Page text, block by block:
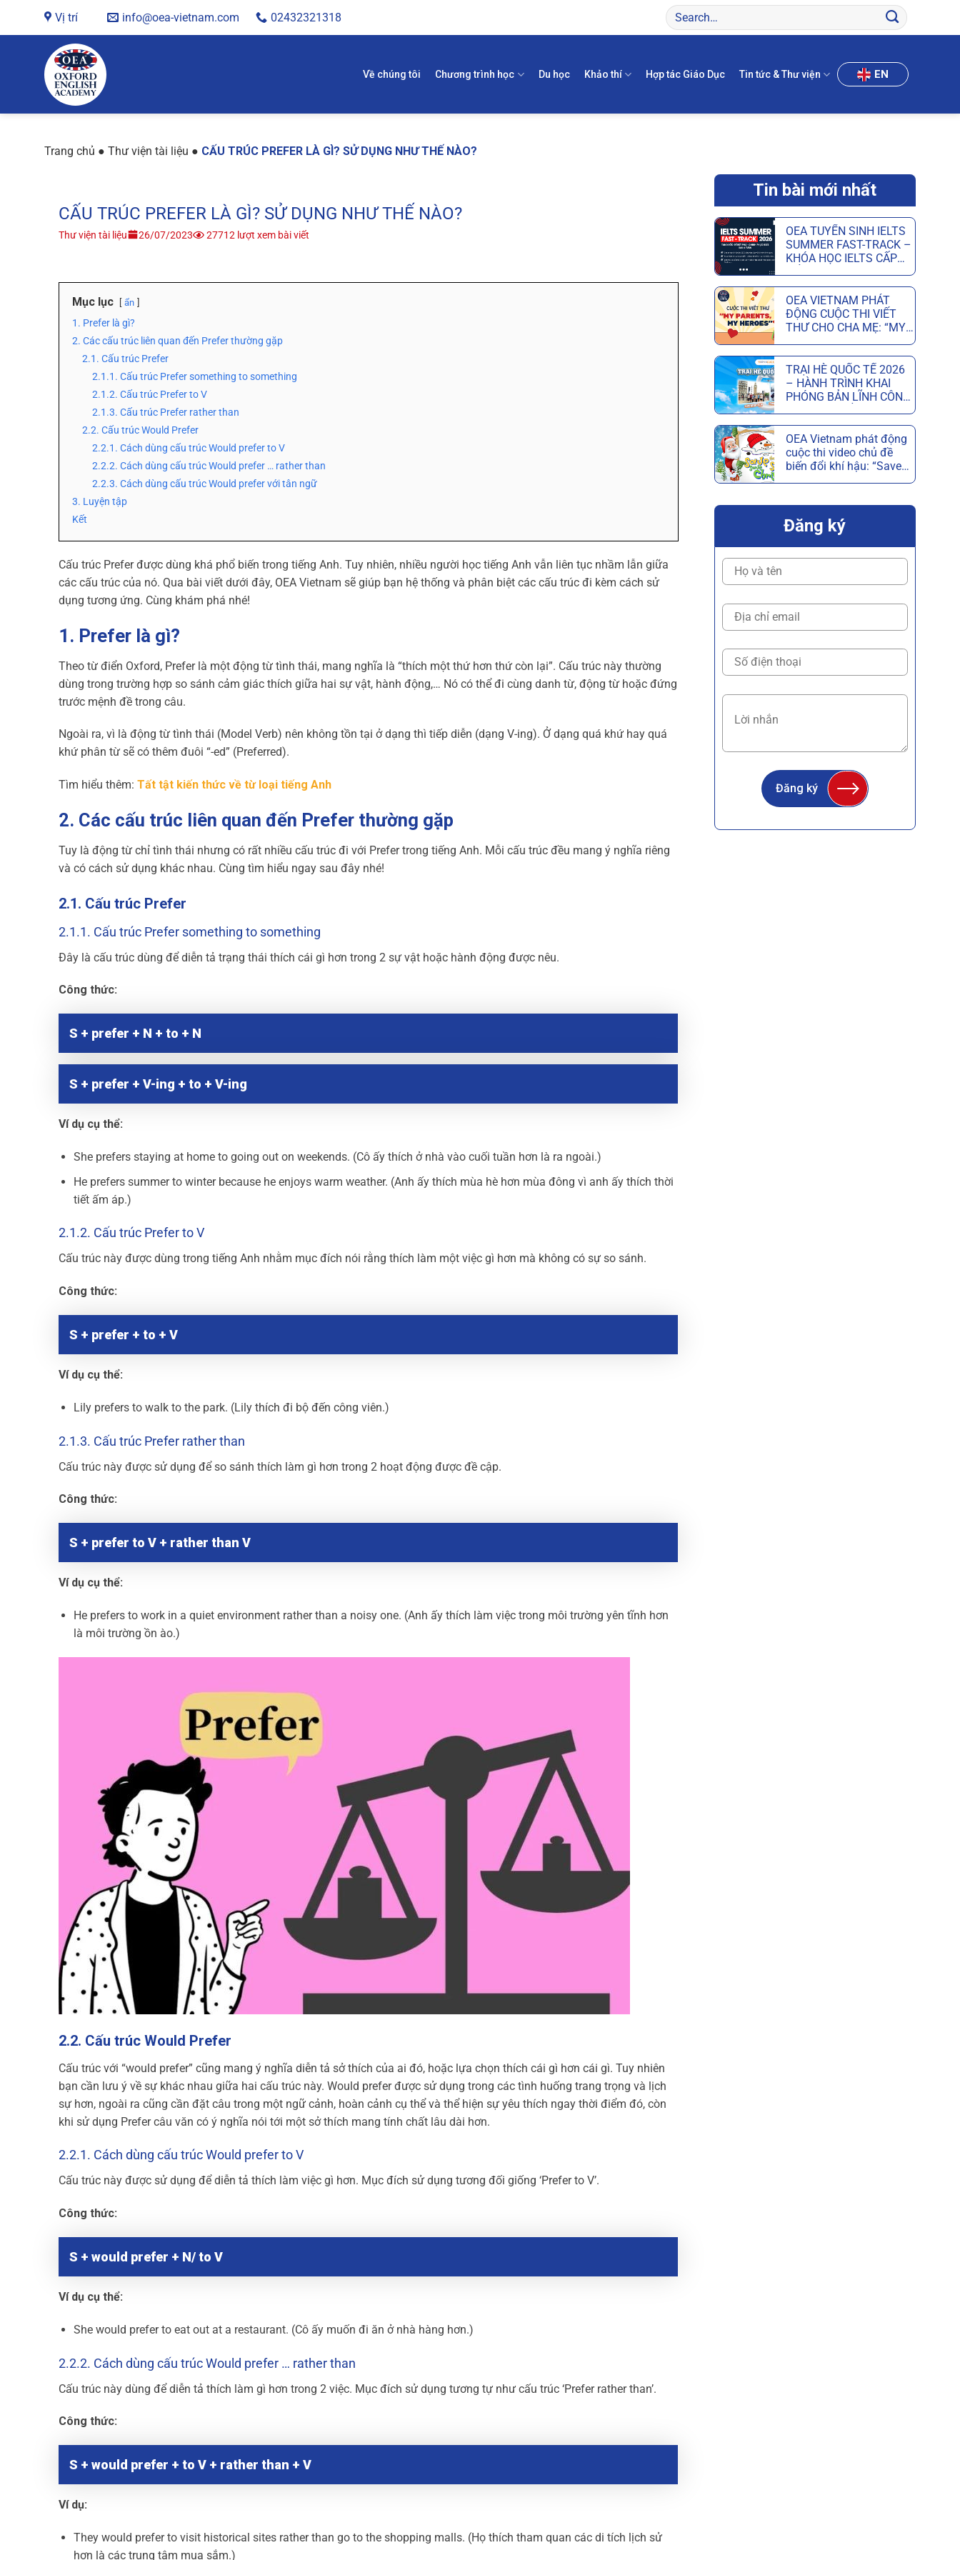
Vị trí info@oea-vietnam.com 02432321318
Về chúng tôi Chương trình học Du học Khảo thí Hợp tác Giáo Dục Tin tức & Thư viện EN
Trang chủ ● Thư viện tài liệu ● CẤU TRÚC PREFER LÀ GÌ? SỬ DỤNG NHƯ THẾ NÀO?
CẤU TRÚC PREFER LÀ GÌ? SỬ DỤNG NHƯ THẾ NÀO?
Thư viện tài liệu 26/07/2023 27712 lượt xem bài viết
Mục lục ẩn
1. Prefer là gì?
2. Các cấu trúc liên quan đến Prefer thường gặp
2.1. Cấu trúc Prefer
2.1.1. Cấu trúc Prefer something to something
2.1.2. Cấu trúc Prefer to V
2.1.3. Cấu trúc Prefer rather than
2.2. Cấu trúc Would Prefer
2.2.1. Cách dùng cấu trúc Would prefer to V
2.2.2. Cách dùng cấu trúc Would prefer … rather than
2.2.3. Cách dùng cấu trúc Would prefer với tân ngữ
3. Luyện tập
Kết
Cấu trúc Prefer được dùng khá phổ biến trong tiếng Anh. Tuy nhiên, nhiều người học tiếng Anh vẫn liên tục nhầm lẫn giữa
các cấu trúc của nó. Qua bài viết dưới đây, OEA Vietnam sẽ giúp bạn hệ thống và phân biệt các cấu trúc đi kèm cách sử
dụng tương ứng. Cùng khám phá nhé!
1. Prefer là gì?
Theo từ điển Oxford, Prefer là một động từ tình thái, mang nghĩa là “thích một thứ hơn thứ còn lại”. Cấu trúc này thường
dùng trong trường hợp so sánh cảm giác thích giữa hai sự vật, hành động,… Nó có thể đi cùng danh từ, động từ hoặc đứng
trước mệnh đề trong câu.
Ngoài ra, vì là động từ tình thái (Model Verb) nên không tồn tại ở dạng thì tiếp diễn (dạng V-ing). Ở dạng quá khứ hay quá
khứ phân từ sẽ có thêm đuôi “-ed” (Preferred).
Tìm hiểu thêm: Tất tật kiến thức về từ loại tiếng Anh
2. Các cấu trúc liên quan đến Prefer thường gặp
Tuy là động từ chỉ tình thái nhưng có rất nhiều cấu trúc đi với Prefer trong tiếng Anh. Mỗi cấu trúc đều mang ý nghĩa riêng
và có cách sử dụng khác nhau. Cùng tìm hiểu ngay sau đây nhé!
2.1. Cấu trúc Prefer
2.1.1. Cấu trúc Prefer something to something
Đây là cấu trúc dùng để diễn tả trạng thái thích cái gì hơn trong 2 sự vật hoặc hành động được nêu.
Công thức:
S + prefer + N + to + N
S + prefer + V-ing + to + V-ing
Ví dụ cụ thể:
She prefers staying at home to going out on weekends. (Cô ấy thích ở nhà vào cuối tuần hơn là ra ngoài.)
He prefers summer to winter because he enjoys warm weather. (Anh ấy thích mùa hè hơn mùa đông vì anh ấy thích thời
tiết ấm áp.)
2.1.2. Cấu trúc Prefer to V
Cấu trúc này được dùng trong tiếng Anh nhằm mục đích nói rằng thích làm một việc gì hơn mà không có sự so sánh.
Công thức:
S + prefer + to + V
Ví dụ cụ thể:
Lily prefers to walk to the park. (Lily thích đi bộ đến công viên.)
2.1.3. Cấu trúc Prefer rather than
Cấu trúc này được sử dụng để so sánh thích làm gì hơn trong 2 hoạt động được đề cập.
Công thức:
S + prefer to V + rather than V
Ví dụ cụ thể:
He prefers to work in a quiet environment rather than a noisy one. (Anh ấy thích làm việc trong môi trường yên tĩnh hơn
là môi trường ồn ào.)
2.2. Cấu trúc Would Prefer
Cấu trúc với “would prefer” cũng mang ý nghĩa diễn tả sở thích của ai đó, hoặc lựa chọn thích cái gì hơn cái gì. Tuy nhiên
bạn cần lưu ý về sự khác nhau giữa hai cấu trúc này. Would prefer được sử dụng trong các tình huống trang trọng và lịch
sự hơn, ngoài ra cũng cần đặt câu trong một ngữ cảnh, hoàn cảnh cụ thể và thể hiện sự yêu thích ngay thời điểm đó, còn
khi sử dụng Prefer câu văn có ý nghĩa nói tới một sở thích mang tính chất lâu dài hơn.
2.2.1. Cách dùng cấu trúc Would prefer to V
Cấu trúc này được sử dụng để diễn tả thích làm việc gì hơn. Mục đích sử dụng tương đối giống ‘Prefer to V’.
Công thức:
S + would prefer + N/ to V
Ví dụ cụ thể:
She would prefer to eat out at a restaurant. (Cô ấy muốn đi ăn ở nhà hàng hơn.)
2.2.2. Cách dùng cấu trúc Would prefer … rather than
Cấu trúc này dùng để diễn tả thích làm gì hơn trong 2 việc. Mục đích sử dụng tương tự như cấu trúc ‘Prefer rather than’.
Công thức:
S + would prefer + to V + rather than + V
Ví dụ:
They would prefer to visit historical sites rather than go to the shopping malls. (Họ thích tham quan các di tích lịch sử
hơn là các trung tâm mua sắm.)
Tin bài mới nhất
OEA TUYỂN SINH IELTS
SUMMER FAST-TRACK –
KHÓA HỌC IELTS CẤP
TIÊU CHỈ SAU 6 TUẦN
OEA VIETNAM PHÁT
ĐỘNG CUỘC THI VIẾT
THƯ CHO CHA MẸ: “MY
MỪNG NGÀY CỦA CHA
VÀ NGÀY CỦA MẸ
TRẠI HÈ QUỐC TẾ 2026
– HÀNH TRÌNH KHAI
PHÓNG BẢN LĨNH CÔNG
OEA Vietnam phát động
cuộc thi video chủ đề
biến đổi khí hậu: “Save
Đăng ký
Đăng ký